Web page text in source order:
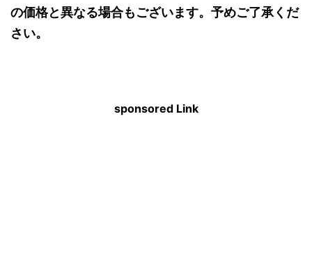
の価格と異なる場合もございます。予めご了承くだ
さい。
sponsored Link